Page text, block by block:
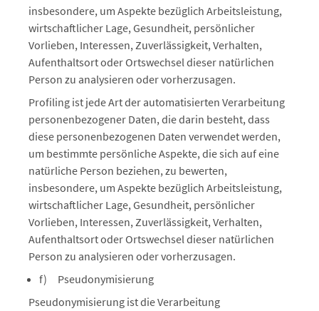
insbesondere, um Aspekte bezüglich Arbeitsleistung,
wirtschaftlicher Lage, Gesundheit, persönlicher
Vorlieben, Interessen, Zuverlässigkeit, Verhalten,
Aufenthaltsort oder Ortswechsel dieser natürlichen
Person zu analysieren oder vorherzusagen.
Profiling ist jede Art der automatisierten Verarbeitung
personenbezogener Daten, die darin besteht, dass
diese personenbezogenen Daten verwendet werden,
um bestimmte persönliche Aspekte, die sich auf eine
natürliche Person beziehen, zu bewerten,
insbesondere, um Aspekte bezüglich Arbeitsleistung,
wirtschaftlicher Lage, Gesundheit, persönlicher
Vorlieben, Interessen, Zuverlässigkeit, Verhalten,
Aufenthaltsort oder Ortswechsel dieser natürlichen
Person zu analysieren oder vorherzusagen.
f) Pseudonymisierung
Pseudonymisierung ist die Verarbeitung